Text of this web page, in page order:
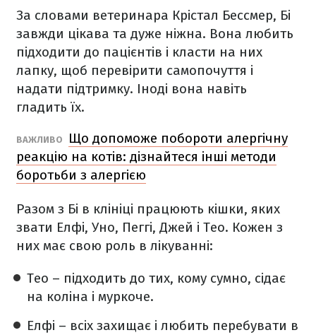
За словами ветеринара Крістал Бессмер, Бі
завжди цікава та дуже ніжна. Вона любить
підходити до пацієнтів і класти на них
лапку, щоб перевірити самопочуття і
надати підтримку. Іноді вона навіть
гладить їх.
ВАЖЛИВО
Що допоможе побороти алергічну
реакцію на котів: дізнайтеся інші методи
боротьби з алергією
Разом з Бі в клініці працюють кішки, яких
звати Елфі, Уно, Пеггі, Джей і Тео. Кожен з
них має свою роль в лікуванні:
Тео – підходить до тих, кому сумно, сідає
на коліна і муркоче.
Елфі – всіх захищає і любить перебувати в